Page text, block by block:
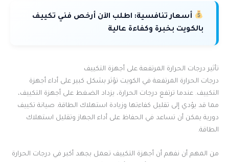
أسعار تنافسية: اطلب الآن أرخص فني تكييف
بالكويت بخبرة وكفاءة عالية
تأثير درجات الحرارة المرتفعة على أجهزة التكييف
درجات الحرارة المرتفعة في الكويت تؤثر بشكل كبير على أداء أجهزة
التكييف. عندما ترتفع درجات الحرارة، يزداد الضغط على أجهزة التكييف،
مما قد يؤدي إلى تقليل كفاءتها وزيادة استهلاك الطاقة. صيانة تكييف
دورية يمكن أن تساعد في الحفاظ على أداء الجهاز وتقليل استهلاك
الطاقة.
من المهم أن نفهم أن أجهزة التكييف تعمل بجهد أكبر في درجات الحرارة